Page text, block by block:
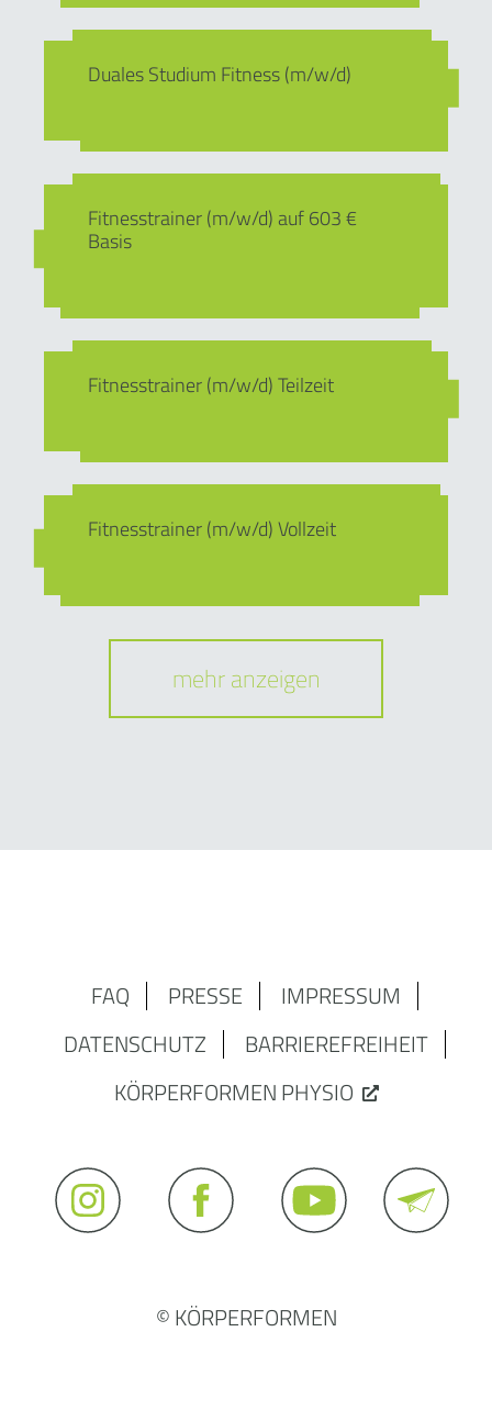
Duales Studium Fitness (m/w/d)
Fitnesstrainer (m/w/d) auf 603 €
Basis
Fitnesstrainer (m/w/d) Teilzeit
Fitnesstrainer (m/w/d) Vollzeit
mehr anzeigen
FAQ PRESSE
IMPRESSUM
DATENSCHUTZ
BARRIEREFREIHEIT
KÖRPERFORMEN PHYSIO
© KÖRPERFORMEN